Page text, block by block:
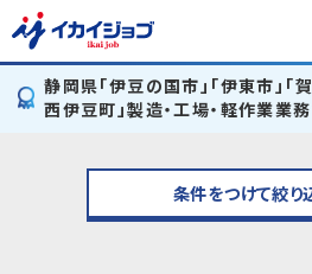
静岡県「伊豆の国市」「伊東市」「
西伊豆町」製造・工場・軽作業業
条件をつけて絞